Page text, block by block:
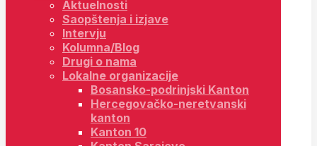
Aktuelnosti
Saopštenja i izjave
Intervju
Kolumna/Blog
Drugi o nama
Lokalne organizacije
Bosansko-podrinjski Kanton
Hercegovačko-neretvanski
kanton
Kanton 10